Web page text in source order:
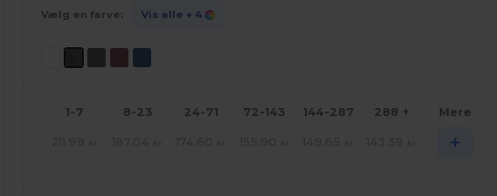
Vælg en farve: Vis alle + 4
1-7 8-23 24-71 72-143 144-287 288 + Mere
+